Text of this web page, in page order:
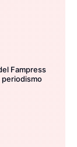
Fampress
periodismo